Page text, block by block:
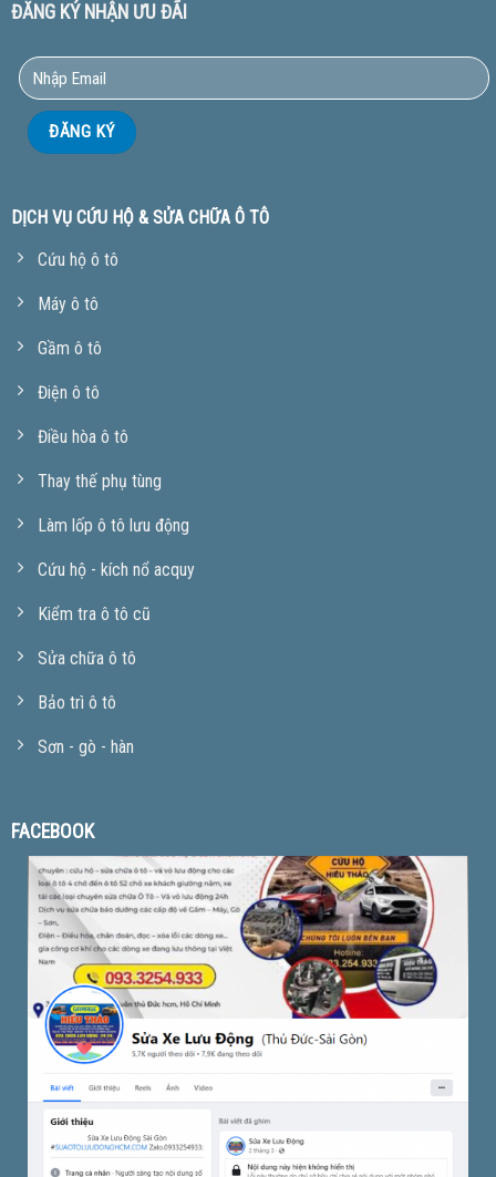
ĐĂNG KÝ NHẬN ƯU ĐÃI
DỊCH VỤ CỨU HỘ & SỬA CHỮA Ô TÔ
Cứu hộ ô tô
Máy ô tô
Gầm ô tô
Điện ô tô
Điều hòa ô tô
Thay thế phụ tùng
Làm lốp ô tô lưu động
Cứu hộ - kích nổ acquy
Kiểm tra ô tô cũ
Sửa chữa ô tô
Bảo trì ô tô
Sơn - gò - hàn
FACEBOOK